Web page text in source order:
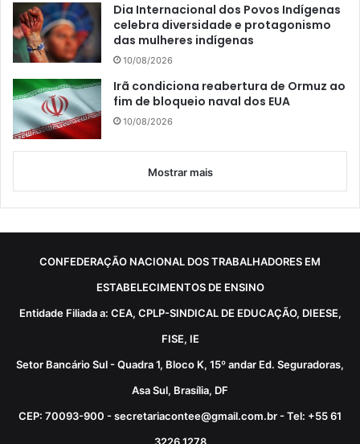
Dia Internacional dos Povos Indígenas
celebra diversidade e protagonismo
das mulheres indígenas
10/08/2026
Irã condiciona reabertura de Ormuz ao
fim de bloqueio naval dos EUA
10/08/2026
Mostrar mais
CONFEDERAÇÃO NACIONAL DOS TRABALHADORES EM
ESTABELECIMENTOS DE ENSINO
Entidade Filiada a: CEA, CPLP-SINDICAL DE EDUCAÇÃO, DIEESE,
FISE, IE
Setor Bancário Sul - Quadra 1, Bloco K, 15º andar Ed. Seguradoras,
Asa Sul, Brasília, DF
CEP: 70093-900 - secretariacontee@gmail.com.br - Tel: +55 61
3226 1278